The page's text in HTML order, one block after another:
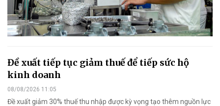
Đề xuất tiếp tục giảm thuế để tiếp sức hộ
kinh doanh
08/08/2026 11:05
Đề xuất giảm 30% thuế thu nhập được kỳ vọng tạo thêm nguồn lực